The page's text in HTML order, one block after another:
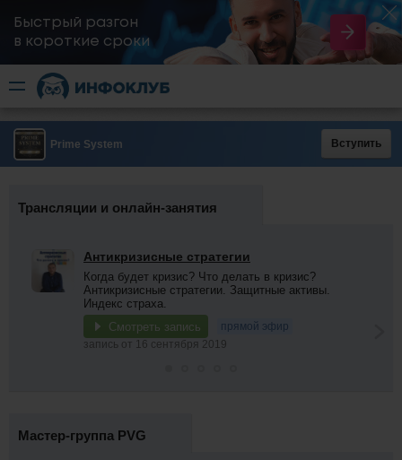
Быстрый разгон
​в короткие сроки
Prime System Вступить
Трансляции и онлайн-занятия
Антикризисные стратегии
Когда будет кризис? Что делать в кризис?
Антикризисные стратегии. Защитные активы.
Индекс страха.
Смотреть запись
прямой эфир
запись от 16 сентября 2019
Мастер-группа PVG